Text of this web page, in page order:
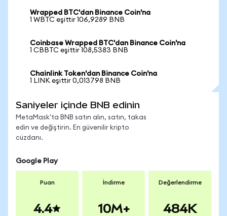
Wrapped BTC'dan Binance Coin'na
1 WBTC eşittir 106,9289 BNB
Coinbase Wrapped BTC'dan Binance Coin'na
1 CBBTC eşittir 108,5383 BNB
Chainlink Token'dan Binance Coin'na
1 LINK eşittir 0,013798 BNB
Saniyeler içinde BNB edinin
MetaMask'ta BNB satın alın, satın, takas
edin ve değiştirin. En güvenilir kripto
cüzdanı.
Google Play
Puan
4.4
İndirme
10M+
Değerlendirme
484K